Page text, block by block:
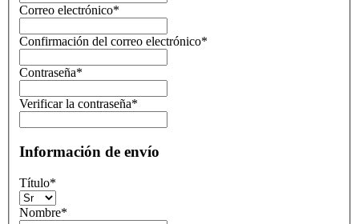
Correo electrónico*
Confirmación del correo electrónico*
Contraseña*
Verificar la contraseña*
Información de envío
Título*
Nombre*